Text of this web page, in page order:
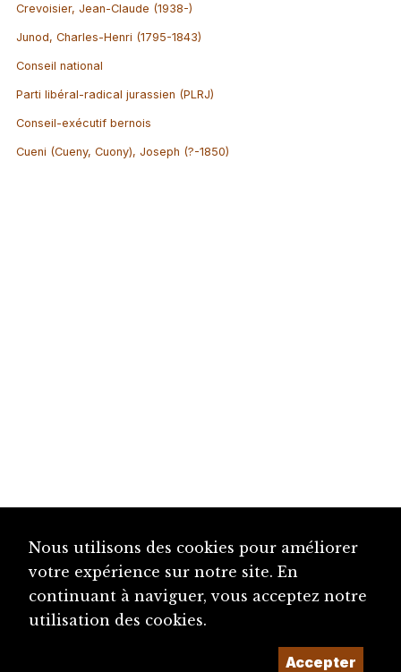
Crevoisier, Jean-Claude (1938-)
Junod, Charles-Henri (1795-1843)
Conseil national
Parti libéral-radical jurassien (PLRJ)
Conseil-exécutif bernois
Cueni (Cueny, Cuony), Joseph (?-1850)
Nous utilisons des cookies pour améliorer
votre expérience sur notre site. En
continuant à naviguer, vous acceptez notre
utilisation des cookies.
Accepter